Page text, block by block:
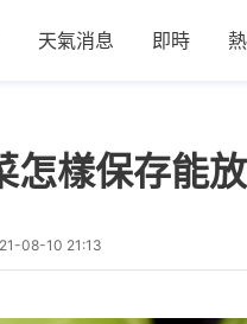
天氣消息 即時
怎樣保存能
08-10 21:13